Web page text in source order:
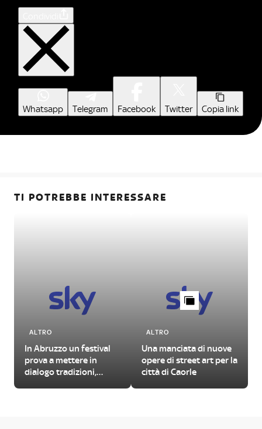
Whatsapp Telegram Facebook Twitter Copia link
TI POTREBBE INTERESSARE
ALTRO
In Abruzzo un festival
prova a mettere in
dialogo tradizioni,
ALTRO
Una manciata di nuove
opere di street art per la
città di Caorle